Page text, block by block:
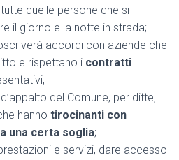
tutte quelle persone che si
il giorno e la notte in strada;
accordi con aziende che
e rispettano i contratti
del Comune, per ditte,
hanno tirocinanti con
una certa soglia;
e servizi, dare accesso